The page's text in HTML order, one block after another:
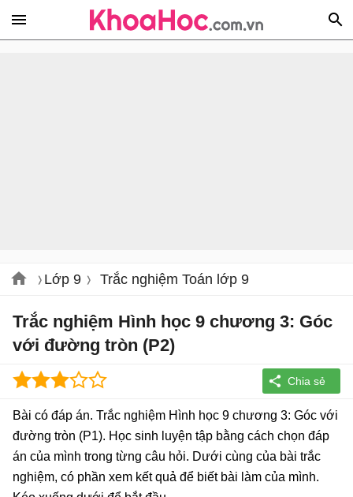
Lớp 9 Trắc nghiệm Toán lớp 9
Trắc nghiệm Hình học 9 chương 3: Góc
với đường tròn (P2)
Bài có đáp án. Trắc nghiệm Hình học 9 chương 3: Góc với
đường tròn (P1). Học sinh luyện tập bằng cách chọn đáp
án của mình trong từng câu hỏi. Dưới cùng của bài trắc
nghiệm, có phần xem kết quả để biết bài làm của mình.